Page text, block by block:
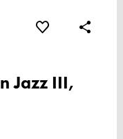
Jazz III,